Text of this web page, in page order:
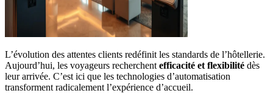
L’évolution des attentes clients redéfinit les standards de l’hôtellerie.
Aujourd’hui, les voyageurs recherchent efficacité et flexibilité dès
leur arrivée. C’est ici que les technologies d’automatisation
transforment radicalement l’expérience d’accueil.